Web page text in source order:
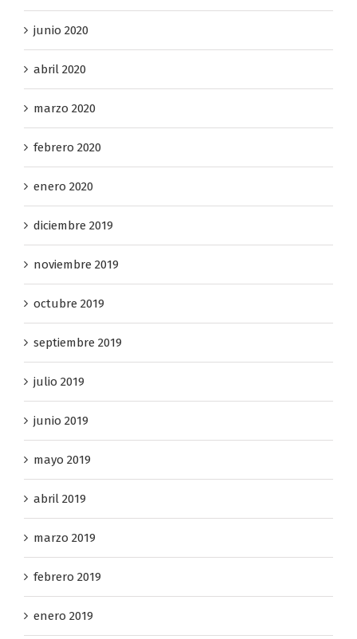
junio 2020
abril 2020
marzo 2020
febrero 2020
enero 2020
diciembre 2019
noviembre 2019
octubre 2019
septiembre 2019
julio 2019
junio 2019
mayo 2019
abril 2019
marzo 2019
febrero 2019
enero 2019